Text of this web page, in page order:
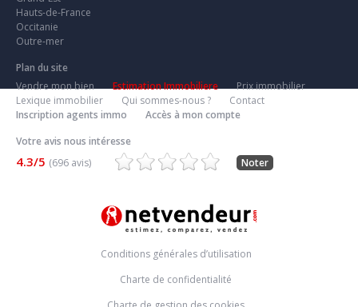
Hauts-de-France
Occitanie
Outre-mer
Plan du site
Vendre mon bien
Estimation Immobiliere
Prix immobilier
Lexique immobilier
Qui sommes-nous ?
Contact
Inscription agents immo
Accès à mon compte
Votre avis nous intéresse
4.3/5 (696 avis) Noter
Conditions générales d’utilisation
Charte de confidentialité